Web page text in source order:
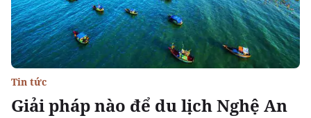
Giải pháp nào để du lịch Nghệ An
Tin tức